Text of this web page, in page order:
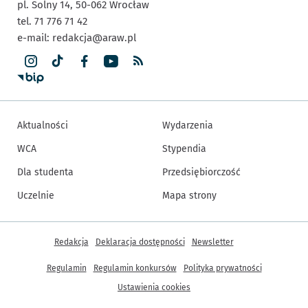
pl. Solny 14, 50-062 Wrocław
tel. 71 776 71 42
e-mail: redakcja@araw.pl
Aktualności
WCA
Dla studenta
Uczelnie
Wydarzenia
Stypendia
Przedsiębiorczość
Mapa strony
Inne informacje
Redakcja Deklaracja dostępności Newsletter
Regulamin Regulamin konkursów
Polityka prywatności
Ustawienia cookies